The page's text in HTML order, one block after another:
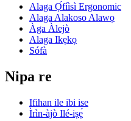
Alaga Ọ́fíìsì Ergonomic
Alaga Alakoso Alawọ
Àga Àlejò
Alaga Ikẹkọ
Sófà
Nipa re
Ifihan ile ibi ise
Ìrìn-àjò Ilé-iṣẹ́